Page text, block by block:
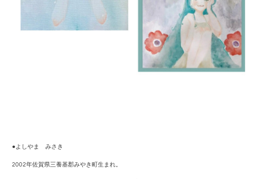
●よしやま みさき
2002年佐賀県三養基郡みやき町生まれ。